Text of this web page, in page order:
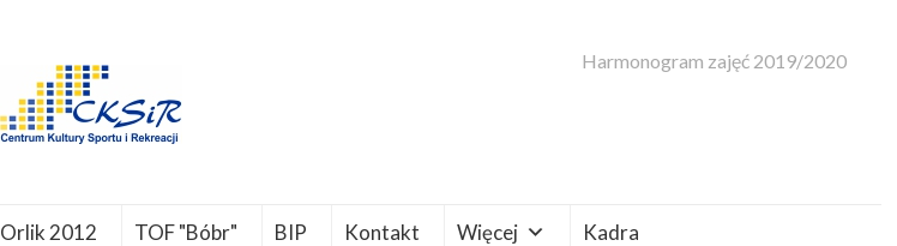
Orlik 2012 TOF "Bóbr" BIP Kontakt Więcej Kadra
Harmonogram zajęć 2019/2020